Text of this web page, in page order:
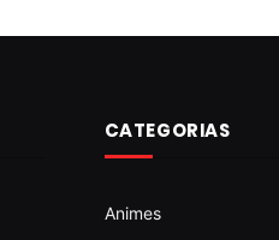
CATEGORIAS
Animes